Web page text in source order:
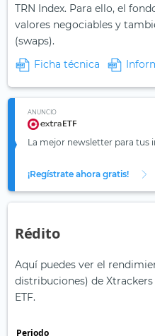
TRN Index. Para ello, el
valores negociables y
(swaps).
Ficha técnica
ANUNCIO
La mejor newsletter para tus
¡Regístrate ahora gratis!
Rédito
Aquí puedes ver el
distribuciones) de Xtrackers
ETF.
Periodo